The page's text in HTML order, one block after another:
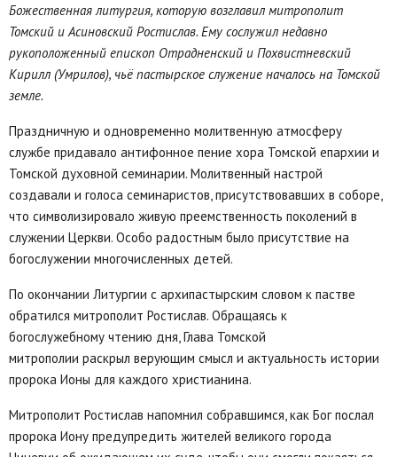
Божественная литургия, которую возглавил митрополит
Томский и Асиновский Ростислав. Ему сослужил недавно
рукоположенный епископ Отрадненский и Похвистневский
Кирилл (Умрилов), чьё пастырское служение началось на Томской
земле.
Праздничную и одновременно молитвенную атмосферу
службе придавало антифонное пение хора Томской епархии и
Томской духовной семинарии. Молитвенный настрой
создавали и голоса семинаристов, присутствовавших в соборе,
что символизировало живую преемственность поколений в
служении Церкви. Особо радостным было присутствие на
богослужении многочисленных детей.
По окончании Литургии с архипастырским словом к пастве
обратился митрополит Ростислав. Обращаясь к
богослужебному чтению дня, Глава Томской
митрополии раскрыл верующим смысл и актуальность истории
пророка Ионы для каждого христианина.
Митрополит Ростислав напомнил собравшимся, как Бог послал
пророка Иону предупредить жителей великого города